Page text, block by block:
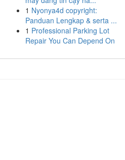
1 Nyonya4d copyright:
Panduan Lengkap & serta ...
1 Professional Parking Lot
Repair You Can Depend On